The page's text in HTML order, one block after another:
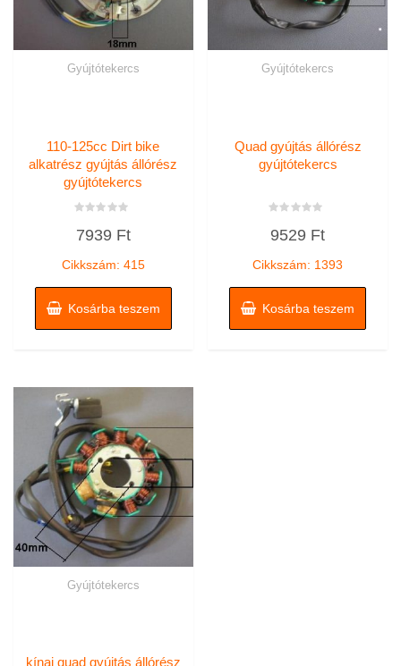
Gyújtótekercs
110-125cc Dirt bike
alkatrész gyújtás állórész
gyújtótekercs
0
7939 Ft
Cikkszám: 415
Kosárba teszem
Gyújtótekercs
Quad gyújtás állórész
gyújtótekercs
0
9529 Ft
Cikkszám: 1393
Kosárba teszem
Gyújtótekercs
kínai quad gyújtás állórész